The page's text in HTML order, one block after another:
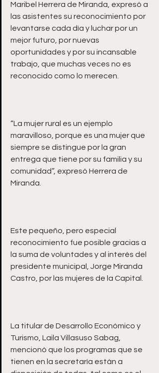
Maribel Herrera de Miranda, expresó a
las asistentes su reconocimiento por
levantarse cada día y luchar por un
mejor futuro, por nuevas
oportunidades y por su incansable
trabajo, que muchas veces no es
“La mujer rural es un ejemplo
maravilloso, porque es una mujer que
siempre se distingue por la gran
entrega que tiene por su familia y su
comunidad”, expresó Herrera de
Este pequeño, pero especial
reconocimiento fue posible gracias a
la suma de voluntades y al interés del
presidente municipal, Jorge Miranda
La titular de Desarrollo Económico y
Turismo, Laila Villasuso Sabag,
mencionó que los programas que se
tienen en la secretaría están a